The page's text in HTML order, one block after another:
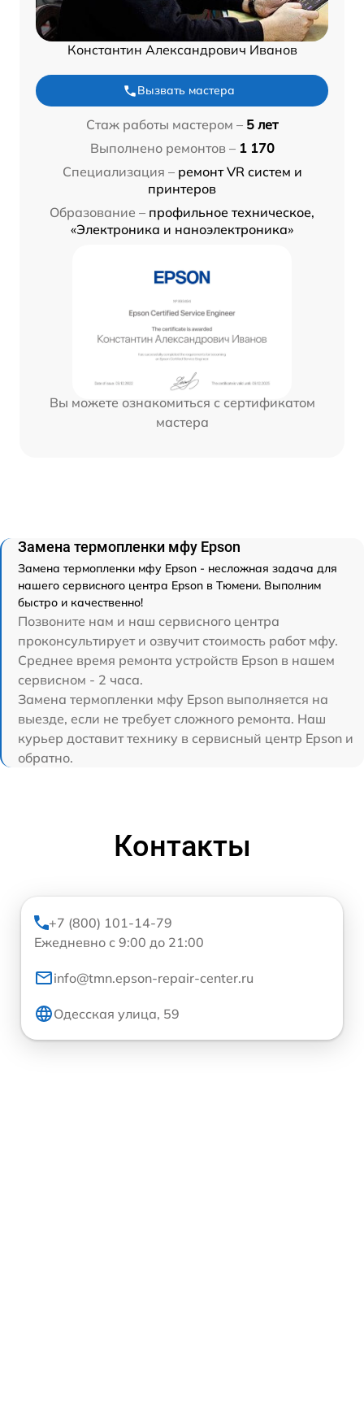
Константин Александрович Иванов
Вызвать мастера
Стаж работы мастером – 5 лет
Выполнено ремонтов – 1 170
Специализация – ремонт VR систем и
принтеров
Образование – профильное техническое,
«Электроника и наноэлектроника»
Вы можете ознакомиться с сертификатом
мастера
Замена термопленки мфу Epson
Замена термопленки мфу Epson - несложная задача для
нашего сервисного центра Epson в Тюмени. Выполним
быстро и качественно!
Позвоните нам и наш сервисного центра
проконсультирует и озвучит стоимость работ мфу.
Среднее время ремонта устройств Epson в нашем
сервисном - 2 часа.
Замена термопленки мфу Epson выполняется на
выезде, если не требует сложного ремонта. Наш
курьер доставит технику в сервисный центр Epson и
обратно.
Контакты
+7 (800) 101-14-79
Ежедневно с 9:00 до 21:00
info@tmn.epson-repair-center.ru
Одесская улица, 59